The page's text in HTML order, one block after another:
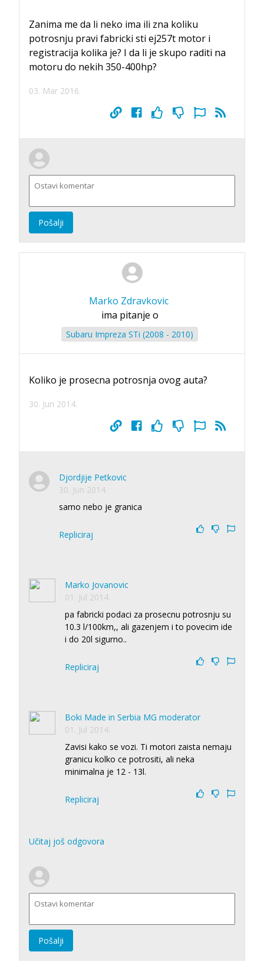
Zanima me da li neko ima ili zna koliku
potrosnju pravi fabricki sti ej257t motor i
registracija kolika je? I da li je skupo raditi na
motoru do nekih 350-400hp?
03. Mar 2016.
Pošalji
Marko Zdravkovic
ima pitanje o
Subaru Impreza STi (2008 - 2010)
Koliko je prosecna potrosnja ovog auta?
30. Jun 2014.
Djordjije Petkovic
30. Jun 2014.
samo nebo je granica
Repliciraj
Marko Jovanovic
01. Jul 2014.
pa fabricki podaci za prosecnu potrosnju su
10.3 l/100km,, ali gazenjem i to povecim ide
i do 20l sigurno..
Repliciraj
Boki Made in Serbia MG moderator
01. Jul 2014.
Zavisi kako se vozi. Ti motori zaista nemaju
granicu kolko ce potrositi, ali neka
minimalna je 12 - 13l.
Repliciraj
Učitaj još odgovora
Pošalji